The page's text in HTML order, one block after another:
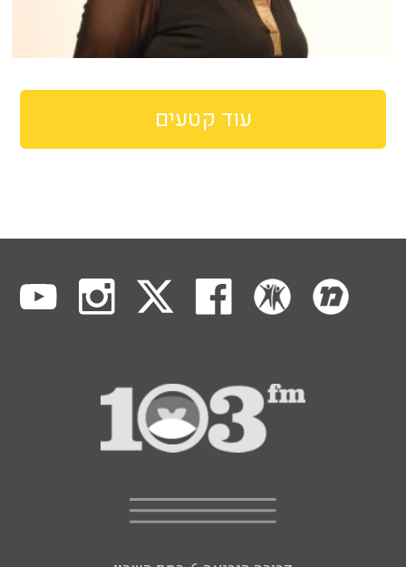
עוד קטעים